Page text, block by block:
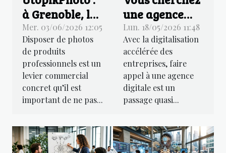
à Grenoble, les
entreprises
confient leurs
photos de
produits à ce
photographe
indépendant !
Mer. 03/06/2026 12:05
Disposer de photos
de produits
professionnels est un
levier commercial
concret qu’il est
important de ne pas...
une agence
digitale à
Rouen ?
Contactez
Agence IDEO !
Lun. 18/05/2026 11:48
Avec la digitalisation
accélérée des
entreprises, faire
appel à une agence
digitale est un
passage quasi...